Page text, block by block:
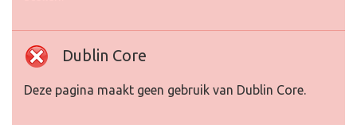
Dublin Core
Deze pagina maakt geen gebruik van Dublin Core.